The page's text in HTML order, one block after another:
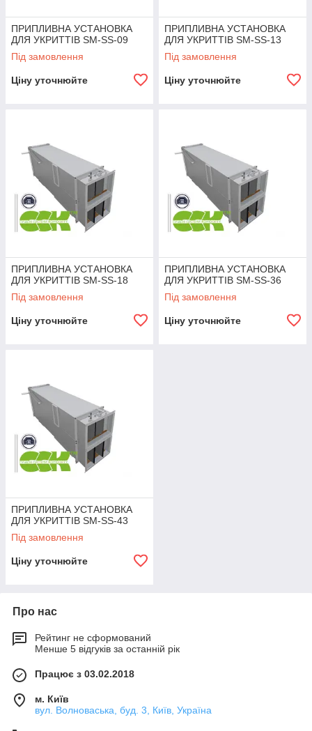
ПРИПЛИВНА УСТАНОВКА
ДЛЯ УКРИТТІВ SM-SS-09
Під замовлення
Ціну уточнюйте
ПРИПЛИВНА УСТАНОВКА
ДЛЯ УКРИТТІВ SM-SS-13
Під замовлення
Ціну уточнюйте
ПРИПЛИВНА УСТАНОВКА
ДЛЯ УКРИТТІВ SM-SS-18
Під замовлення
Ціну уточнюйте
ПРИПЛИВНА УСТАНОВКА
ДЛЯ УКРИТТІВ SM-SS-36
Під замовлення
Ціну уточнюйте
ПРИПЛИВНА УСТАНОВКА
ДЛЯ УКРИТТІВ SM-SS-43
Під замовлення
Ціну уточнюйте
Про нас
Рейтинг не сформований
Менше 5 відгуків за останній рік
Працює з 03.02.2018
м. Київ
вул. Волноваська, буд. 3, Київ, Україна